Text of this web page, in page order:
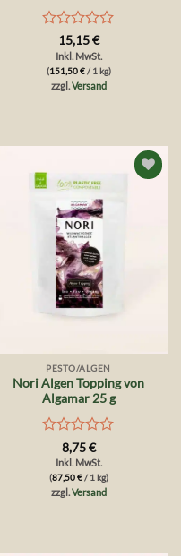
Bewertet
mit
0
von
15,15€
Inkl. MwSt.
(151,50€/ 1 kg)
zzgl.Versand
Wunschliste
PESTO/ALGEN
Nori Algen Topping von
Algamar 25 g
Bewertet
mit
0
von
8,75€
Inkl. MwSt.
(87,50€/ 1 kg)
zzgl.Versand